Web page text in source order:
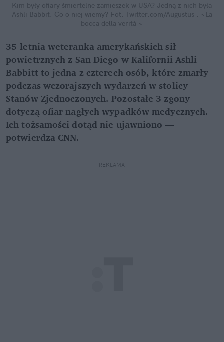
Kim były ofiary śmiertelne zamieszek w USA? Jedną z nich była
Ashli Babbit. Co o niej wiemy? Fot. Twitter.com/Augustus . ~La
bocca della verità ~
35-letnia weteranka amerykańskich sił
powietrznych z San Diego w Kalifornii Ashli
Babbitt to jedna z czterech osób, które zmarły
podczas wczorajszych wydarzeń w stolicy
Stanów Zjednoczonych. Pozostałe 3 zgony
dotyczą ofiar nagłych wypadków medycznych.
Ich tożsamości dotąd nie ujawniono —
potwierdza CNN.
REKLAMA